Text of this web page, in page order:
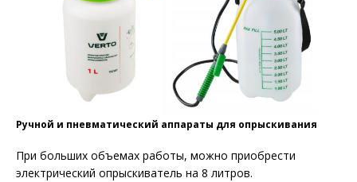
Ручной и пневматический аппараты для опрыскивания
При больших объемах работы, можно приобрести
электрический опрыскиватель на 8 литров.